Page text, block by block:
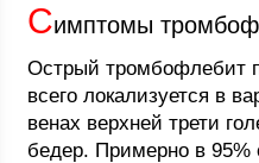
Симптомы
Острый тромбофлебит
всего локализуется в
венах верхней трети
бедер. Примерно в 95%